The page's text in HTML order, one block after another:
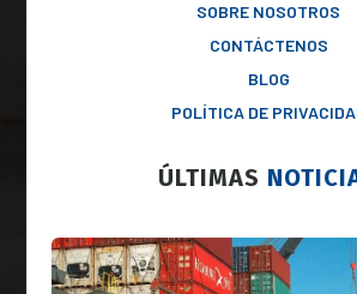
SOBRE NOSOTROS
CONTÁCTENOS
BLOG
POLÍTICA DE
ÚLTIMAS